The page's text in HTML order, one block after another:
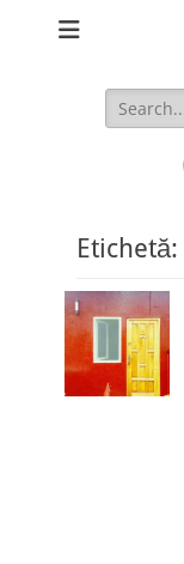
Search
for:
Etichetă: